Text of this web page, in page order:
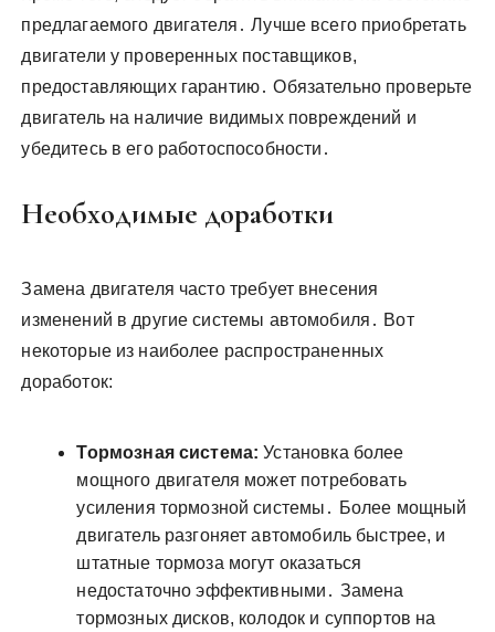
предлагаемого двигателя․ Лучше всего приобретать
двигатели у проверенных поставщиков,
предоставляющих гарантию․ Обязательно проверьте
двигатель на наличие видимых повреждений и
убедитесь в его работоспособности․
Необходимые доработки
Замена двигателя часто требует внесения
изменений в другие системы автомобиля․ Вот
некоторые из наиболее распространенных
доработок:
Тормозная система: Установка более
мощного двигателя может потребовать
усиления тормозной системы․ Более мощный
двигатель разгоняет автомобиль быстрее, и
штатные тормоза могут оказаться
недостаточно эффективными․ Замена
тормозных дисков, колодок и суппортов на